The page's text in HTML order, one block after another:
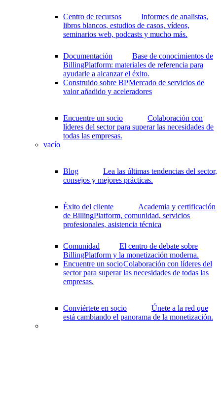
Centro de recursos
Informes de analistas,
libros blancos, estudios de casos, vídeos,
seminarios web, podcasts y mucho más.
Documentación
Base de conocimientos de
BillingPlatform: materiales de referencia para
ayudarle a alcanzar el éxito.
Construido sobre BPMercado de servicios de
valor añadido y aceleradores
Encuentre un socio
Colaboración con
líderes del sector para superar las necesidades de
todas las empresas.
vacío
Blog
Lea las últimas tendencias del sector,
consejos y mejores prácticas.
Éxito del cliente
Academia y certificación
de BillingPlatform, comunidad, servicios
profesionales, asistencia técnica
Comunidad
El centro de debate sobre
BillingPlatform y la monetización moderna.
Encuentre un socioColaboración con líderes del
sector para superar las necesidades de todas las
empresas.
Conviértete en socio
Únete a la red que
está cambiando el panorama de la monetización.